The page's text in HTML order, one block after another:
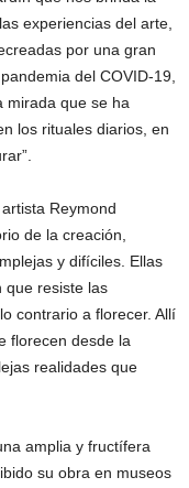
experiencias del arte,
por una gran
del COVID-19,
mirada que se ha
los rituales diarios, en
Reymond
de la creación,
y difíciles. Ellas
que resiste las
contrario a florecer. Allí
florecen desde la
realidades que
amplia y fructífera
su obra en museos